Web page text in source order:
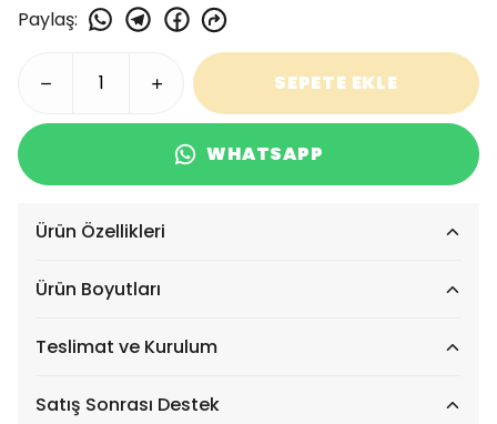
Paylaş:
SEPETE EKLE
WHATSAPP
Ürün Özellikleri
Ürün Boyutları
Teslimat ve Kurulum
Satış Sonrası Destek